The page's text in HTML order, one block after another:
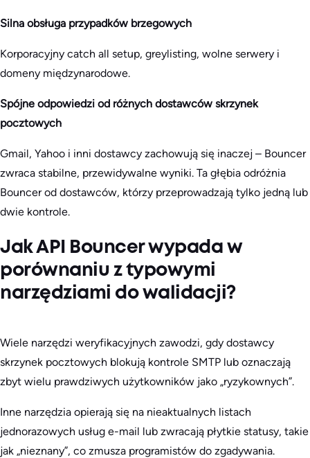
Silna obsługa przypadków brzegowych
Korporacyjny catch all setup, greylisting, wolne serwery i
domeny międzynarodowe.
Spójne odpowiedzi od różnych dostawców skrzynek
pocztowych
Gmail, Yahoo i inni dostawcy zachowują się inaczej – Bouncer
zwraca stabilne, przewidywalne wyniki. Ta głębia odróżnia
Bouncer od dostawców, którzy przeprowadzają tylko jedną lub
dwie kontrole.
Jak API Bouncer wypada w
porównaniu z typowymi
narzędziami do walidacji?
Wiele narzędzi weryfikacyjnych zawodzi, gdy dostawcy
skrzynek pocztowych blokują kontrole SMTP lub oznaczają
zbyt wielu prawdziwych użytkowników jako „ryzykownych”.
Inne narzędzia opierają się na nieaktualnych listach
jednorazowych usług e-mail lub zwracają płytkie statusy, takie
jak „nieznany”, co zmusza programistów do zgadywania.